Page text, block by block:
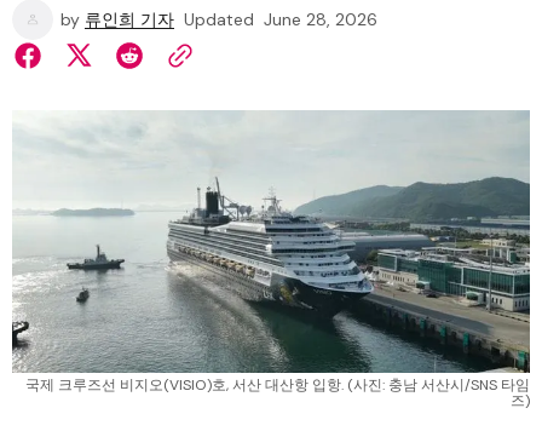
by 류인희 기자 Updated June 28, 2026
국제 크루즈선 비지오(VISIO)호, 서산 대산항 입항. (사진: 충남 서산시/SNS 타임
즈)